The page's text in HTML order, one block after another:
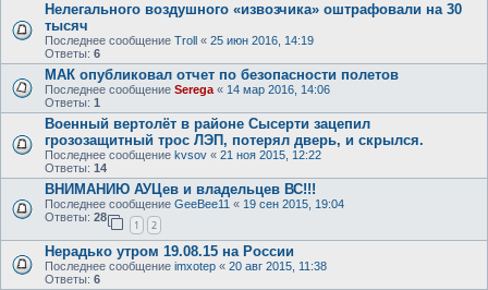
Нелегального воздушного «извозчика» оштрафовали на 30
тысяч
Последнее сообщение Troll « 25 июн 2016, 14:19
Ответы: 6
МАК опубликовал отчет по безопасности полетов
Последнее сообщение Serega « 14 мар 2016, 14:06
Ответы: 1
Военный вертолёт в районе Сысерти зацепил
грозозащитный трос ЛЭП, потерял дверь, и скрылся.
Последнее сообщение kvsov « 21 ноя 2015, 12:22
Ответы: 14
ВНИМАНИЮ АУЦев и владельцев ВС!!!
Последнее сообщение GeeBee11 « 19 сен 2015, 19:04
Ответы: 28
1 2
Нерадько утром 19.08.15 на России
Последнее сообщение imxotep « 20 авг 2015, 11:38
Ответы: 6